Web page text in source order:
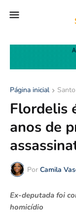
Página inicial
Flordelis
anos de
Por Camila
Ex-deputada foi
homicídio